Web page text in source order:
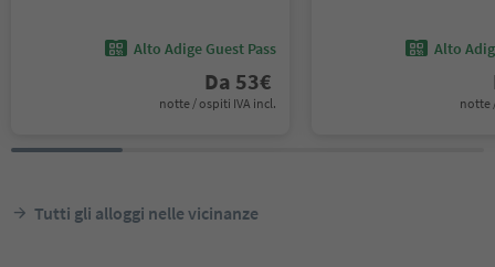
Alto Adige Guest Pass
Da 53€
notte / ospiti IVA incl.
Alto
notte
Tutti gli alloggi nelle vicinanze